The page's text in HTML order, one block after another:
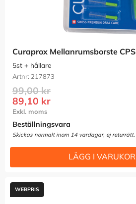
Curaprox Mellanrumsborste
5st + hållare
217873
89,10 kr
99,00kr
Beställningsvara